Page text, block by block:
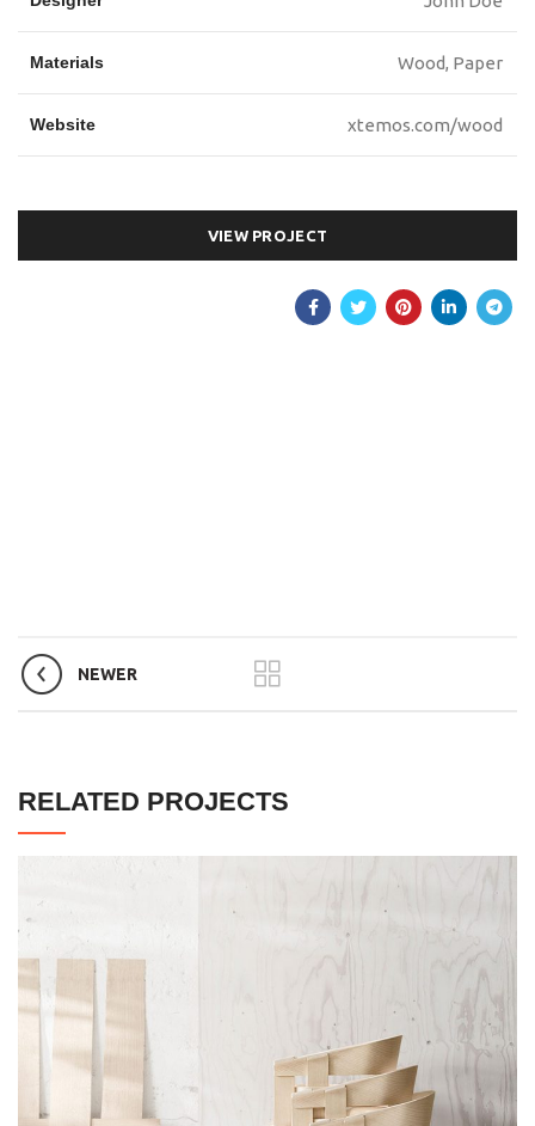
Materials Wood, Paper
Website xtemos.com/wood
VIEW PROJECT
NEWER
RELATED PROJECTS